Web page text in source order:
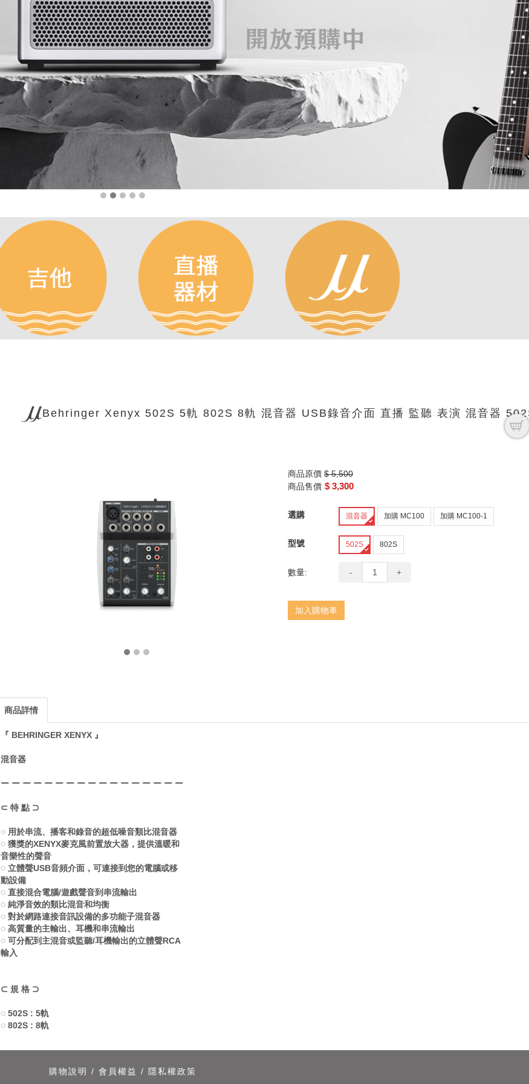
Behringer Xenyx 502S 5軌 802S 8軌 混音器 USB錄音介面 直播 監聽 表演 混音器
商品原價 $ 5,500
商品售價 $ 3,300
選購 混音器 加購 MC100 加購 MC100-1
型號 502S 802S
數量: - +
加入購物車
商品詳情
『 BEHRINGER XENYX 』
混音器
ー ー ー ー ー ー ー ー ー ー ー ー ー ー ー ー ー
⊂ 特 點 ⊃
◌ 用於串流、播客和錄音的超低噪音類比混音器
◌ 獲獎的XENYX麥克風前置放大器，提供溫暖和
音樂性的聲音
◌ 立體聲USB音頻介面，可連接到您的電腦或移
動設備
◌ 直接混合電腦/遊戲聲音到串流輸出
◌ 純淨音效的類比混音和均衡
◌ 對於網路連接音訊設備的多功能子混音器
◌ 高質量的主輸出、耳機和串流輸出
◌ 可分配到主混音或監聽/耳機輸出的立體聲RCA
輸入
⊂ 規 格 ⊃
◌ 502S : 5軌
◌ 802S : 8軌
購物說明 / 會員權益 / 隱私權政策